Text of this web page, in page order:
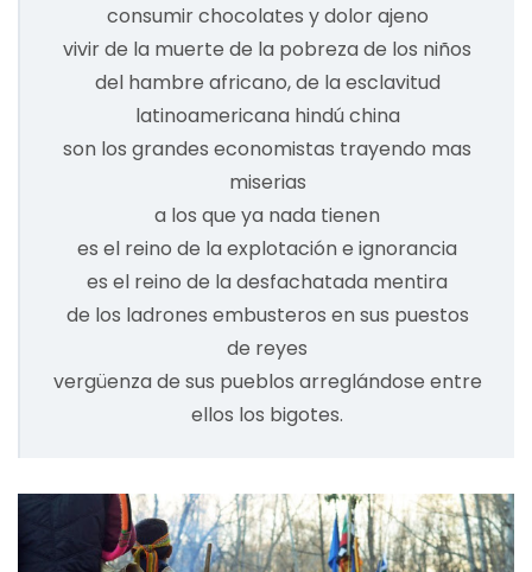
consumir chocolates y dolor ajeno
vivir de la muerte de la pobreza de los niños
del hambre africano, de la esclavitud
latinoamericana hindú china
son los grandes economistas trayendo mas
miserias
a los que ya nada tienen
es el reino de la explotación e ignorancia
es el reino de la desfachatada mentira
de los ladrones embusteros en sus puestos
de reyes
vergüenza de sus pueblos arreglándose entre
ellos los bigotes.